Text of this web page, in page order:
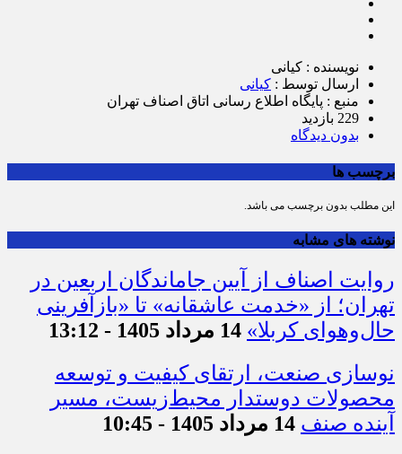
نویسنده : کیانی
ارسال توسط : کیانی
منبع : پایگاه اطلاع رسانی اتاق اصناف تهران
229 بازدید
بدون دیدگاه
برچسب ها
این مطلب بدون برچسب می باشد.
نوشته های مشابه
روایت اصناف از آیین جاماندگان اربعین در
تهران؛ از «خدمت عاشقانه» تا «بازآفرینی
حال‌وهوای کربلا» 14 مرداد 1405 - 13:12
نوسازی صنعت، ارتقای کیفیت و توسعه
محصولات دوستدار محیط‌زیست، مسیر
آینده صنف 14 مرداد 1405 - 10:45